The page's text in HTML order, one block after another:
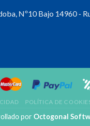
Nº10 Bajo 14960 -
POLÍTICA DE
por Octogonal